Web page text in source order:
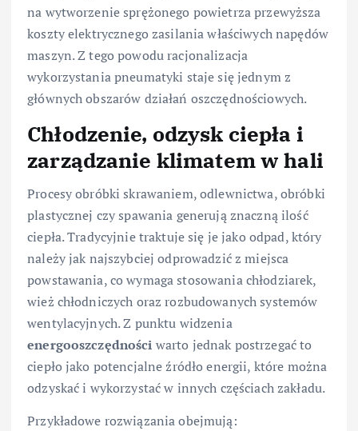
na wytworzenie sprężonego powietrza przewyższa
koszty elektrycznego zasilania właściwych napędów
maszyn. Z tego powodu racjonalizacja
wykorzystania pneumatyki staje się jednym z
głównych obszarów działań oszczędnościowych.
Chłodzenie, odzysk ciepła i
zarządzanie klimatem w hali
Procesy obróbki skrawaniem, odlewnictwa, obróbki
plastycznej czy spawania generują znaczną ilość
ciepła. Tradycyjnie traktuje się je jako odpad, który
należy jak najszybciej odprowadzić z miejsca
powstawania, co wymaga stosowania chłodziarek,
wież chłodniczych oraz rozbudowanych systemów
wentylacyjnych. Z punktu widzenia
energooszczędności warto jednak postrzegać to
ciepło jako potencjalne źródło energii, które można
odzyskać i wykorzystać w innych częściach zakładu.
Przykładowe rozwiązania obejmują: